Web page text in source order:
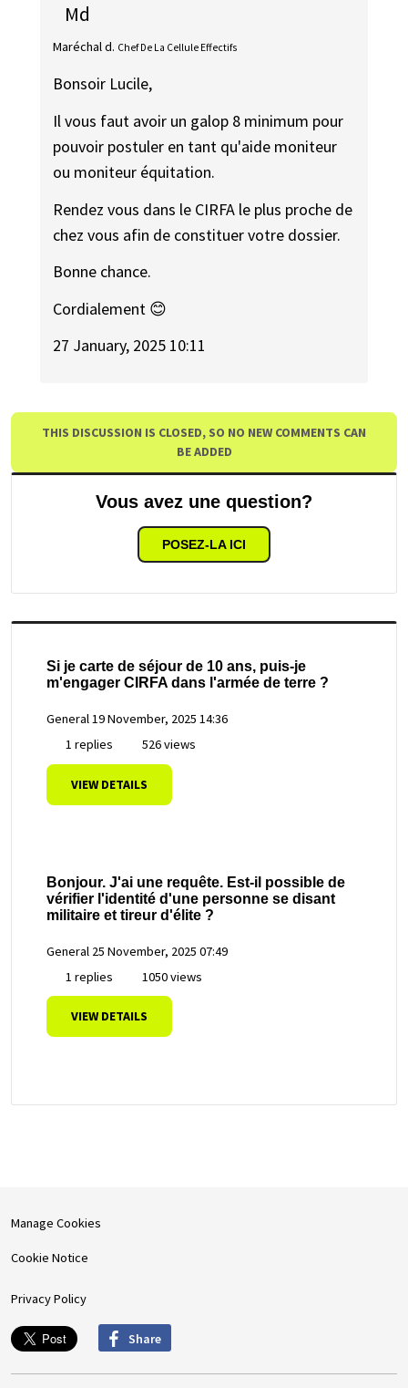
Md
Maréchal d. Chef De La Cellule Effectifs
Bonsoir Lucile,
Il vous faut avoir un galop 8 minimum pour
pouvoir postuler en tant qu'aide moniteur
ou moniteur équitation.
Rendez vous dans le CIRFA le plus proche de
chez vous afin de constituer votre dossier.
Bonne chance.
Cordialement 😊
27 January, 2025 10:11
THIS DISCUSSION IS CLOSED, SO NO NEW COMMENTS CAN
BE ADDED
Vous avez une question?
POSEZ-LA ICI
Si je carte de séjour de 10 ans, puis-je
m'engager CIRFA dans l'armée de terre ?
General19 November, 2025 14:36
1 replies
526 views
VIEW DETAILS
Bonjour. J'ai une requête. Est-il possible de
vérifier l'identité d'une personne se disant
militaire et tireur d'élite ?
General 25 November, 2025 07:49
1 replies
1050 views
VIEW DETAILS
Manage Cookies
Cookie Notice
Privacy Policy
Share